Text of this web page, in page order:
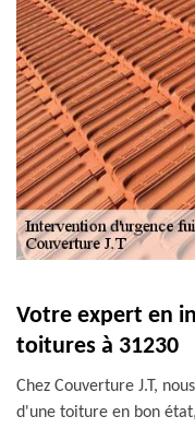
Votre expert en
toitures à 31230
Chez Couverture J.T,
d'une toiture en bon